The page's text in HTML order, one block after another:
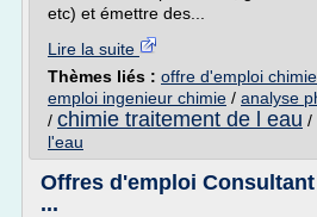
etc) et émettre des...
Lire la suite
Thèmes liés : offre d'emploi
emploi ingenieur chimie / analyse
/ chimie traitement de l eau /
l'eau
Offres d'emploi
...